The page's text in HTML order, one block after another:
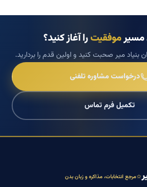
مسیرموفقیترا آغاز کنید؟
بنیاد میر صحبت کنید و اولین قدم را بردارید.
درخواست مشاوره تلفنی
تکمیل فرم تماس
مرجع انتخابات، مذاکره و زبان بدن